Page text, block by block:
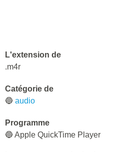
L'extension de
.m4r
Catégorie de
🔵 audio
Programme
🔵 Apple QuickTime Player